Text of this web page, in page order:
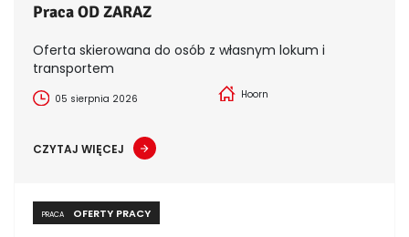
Praca OD ZARAZ
Oferta skierowana do osób z własnym lokum i
transportem
05 sierpnia 2026 Hoorn
CZYTAJ WIĘCEJ
PRACA OFERTY PRACY